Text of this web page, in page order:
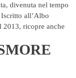
divenuta nel tempo
all’Albo
2013, ricopre anche
MORE